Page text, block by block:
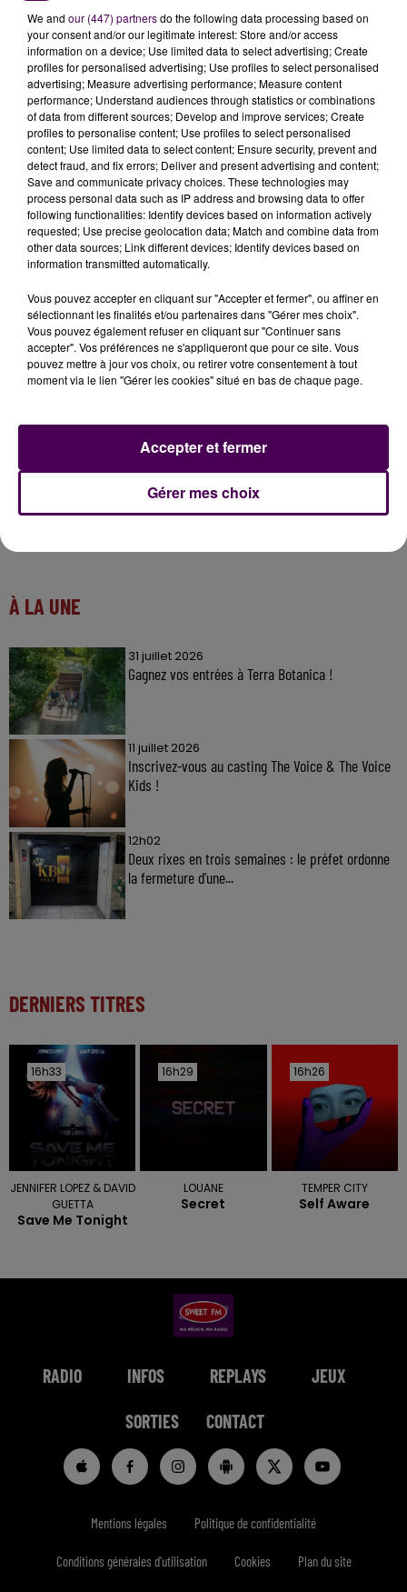
L'INSEE a également fait un découpage territorial plus
précis (photo). On y apprend que l'arrondissement
d'Alençon serait l'un des plus touchés, avec un taux de
départ de plus de 26%. Celui de Mortagne-au-Perche
-dont dépend notamment la ville de L'Aigle- s'en
sortirait mieux, avec un taux estimé entre 22,9 et
24,7%.
De plus en plus de retraités dans la fonction
publique normande
Suppressions de postes dans la fonction publique Normande
À LA UNE
31 juillet 2026
Gagnez vos entrées à Terra Botanica !
11 juillet 2026
Inscrivez-vous au casting The Voice & The Voice
Kids !
12h02
Deux rixes en trois semaines : le préfet ordonne
la fermeture d'une...
DERNIERS TITRES
16h33
16h33
JENNIFER LOPEZ & DAVID
GUETTA
Save Me Tonight
16h29
16h29
LOUANE
Secret
16h26
16h26
TEMPER CITY
Self Aware
RADIO INFOS REPLAYS JEUX
SORTIES CONTACT
Mentions légales Politique de confidentialité
Conditions générales d'utilisation Cookies Plan du site
We and our (447) partnersdo the following data processing based on
your consent and/or our legitimate interest: Store and/or access
information on a device; Use limited data to select advertising; Create
profiles for personalised advertising; Use profiles to select personalised
advertising; Measure advertising performance; Measure content
performance; Understand audiences through statistics or combinations
of data from different sources; Develop and improve services; Create
profiles to personalise content; Use profiles to select personalised
content; Use limited data to select content; Ensure security, prevent and
detect fraud, and fix errors; Deliver and present advertising and content;
Save and communicate privacy choices. These technologies may
process personal data such as IP address and browsing data to offer
following functionalities: Identify devices based on information actively
requested; Use precise geolocation data; Match and combine data from
other data sources; Link different devices; Identify devices based on
information transmitted automatically.
Vous pouvez accepter en cliquant sur "Accepter et fermer", ou affiner en
sélectionnant les finalités et/ou partenaires dans "Gérer mes choix".
Vous pouvez également refuser en cliquant sur "Continuer sans
accepter". Vos préférences ne s'appliqueront que pour ce site. Vous
pouvez mettre à jour vos choix, ou retirer votre consentement à tout
moment via le lien "Gérer les cookies" situé en bas de chaque page.
Gérer mes choix
Accepter et fermer